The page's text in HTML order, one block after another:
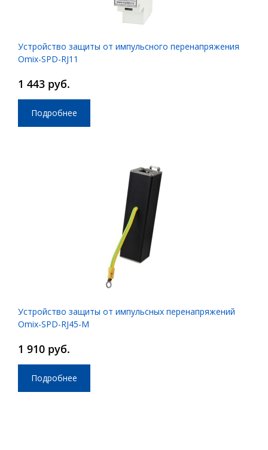
Устройство защиты от импульсного перенапряжения
Omix-SPD-RJ11
1 443 руб.
Подробнее
Устройство защиты от импульсных перенапряжений
Omix-SPD-RJ45-M
1 910 руб.
Подробнее